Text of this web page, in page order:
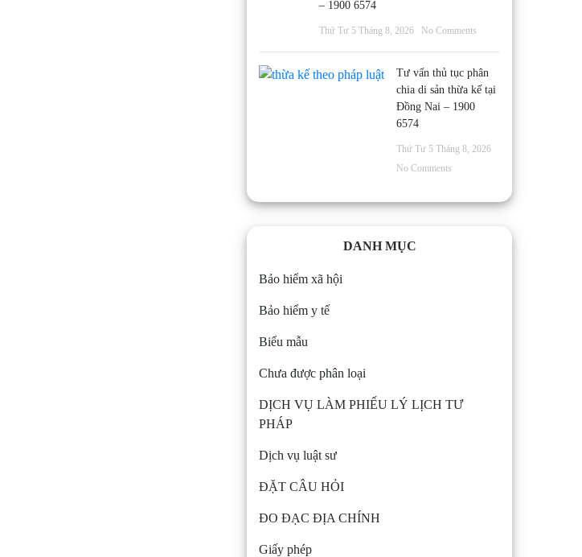
– 1900 6574
Thứ Tư 5 Tháng 8, 2026 No Comments
Tư vấn thủ tục phân
chia di sản thừa kế tại
Đồng Nai – 1900
6574
Thứ Tư 5 Tháng 8, 2026
No Comments
DANH MỤC
Bảo hiểm xã hội
Bảo hiểm y tế
Biểu mẫu
Chưa được phân loại
DỊCH VỤ LÀM PHIẾU LÝ LỊCH TƯ
PHÁP
Dịch vụ luật sư
ĐẶT CÂU HỎI
ĐO ĐẠC ĐỊA CHÍNH
Giấy phép